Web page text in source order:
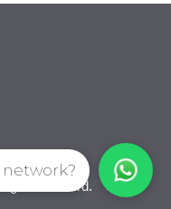
right reserverd.